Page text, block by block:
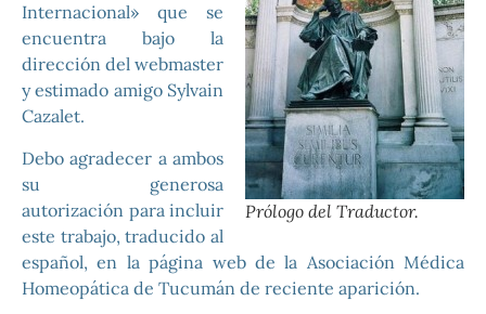
Prólogo del Traductor.
Internacional» que se
encuentra bajo la
dirección del webmaster
y estimado amigo Sylvain
Cazalet.
Debo agradecer a ambos
su generosa
autorización para incluir
este trabajo, traducido al
español, en la página web de la Asociación Médica
Homeopática de Tucumán de reciente aparición.